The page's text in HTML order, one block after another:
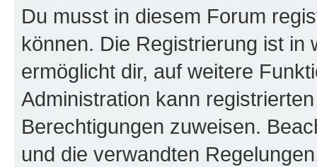
Du musst in diesem Forum
können. Die Registrierung ist in
ermöglicht dir, auf weitere
Administration kann
Berechtigungen zuweisen.
und die verwandten